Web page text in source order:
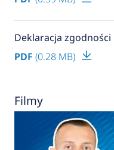
Deklaracja zgodności
PDF (0.28 MB)
Filmy